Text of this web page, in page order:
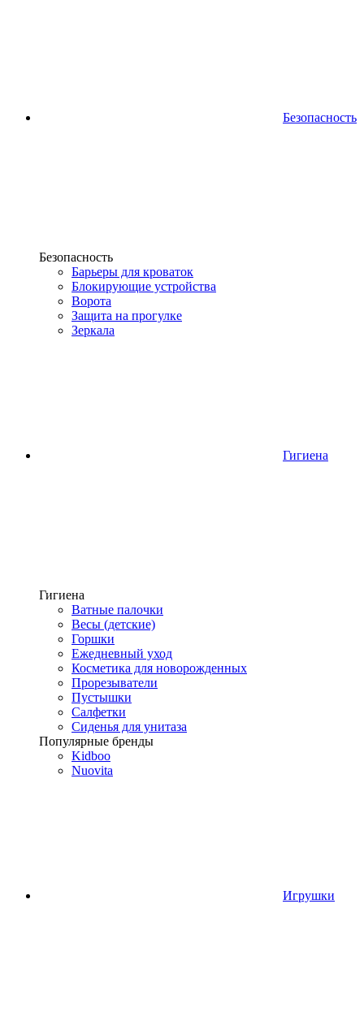
Безопасность
Безопасность
Барьеры для кроваток
Блокирующие устройства
Ворота
Защита на прогулке
Зеркала
Гигиена
Гигиена
Ватные палочки
Весы (детские)
Горшки
Ежедневный уход
Косметика для новорожденных
Прорезыватели
Пустышки
Салфетки
Сиденья для унитаза
Популярные бренды
Kidboo
Nuovita
Игрушки